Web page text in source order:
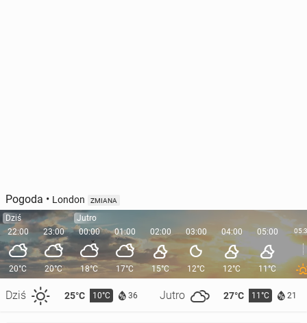
Pogoda • London ZMIANA
Dziś
22:00
20°C
Dziś 25°C 10°C 36 Jutro 27°C 11°C 21
23:00
20°C
Jutro
00:00
18°C
01:00
17°C
02:00
15°C
03:00
12°C
04:00
12°C
05:00
11°C